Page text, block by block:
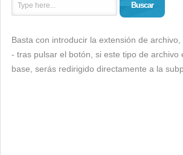
Buscar
Basta con introducir la extensión de archivo,
- tras pulsar el botón, si este tipo de archivo
base, serás redirigido directamente a la